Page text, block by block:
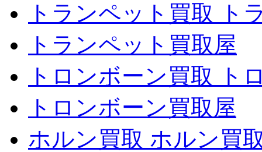
トランペット買取 ト
トランペット買取屋
トロンボーン買取 ト
トロンボーン買取屋
ホルン買取 ホルン買